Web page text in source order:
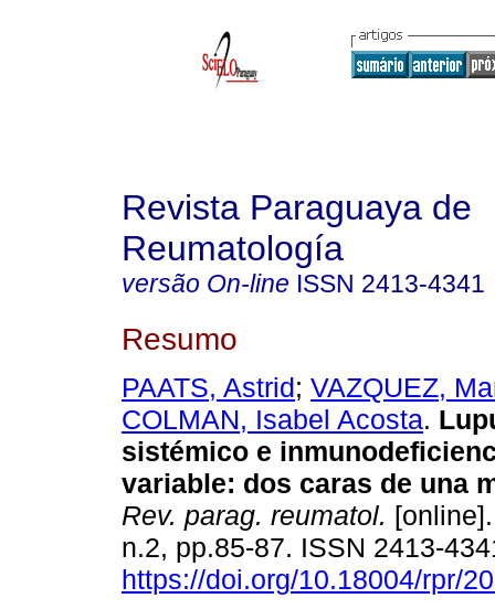
Revista Paraguaya de
Reumatología
versão On-line ISSN 2413-4341
Resumo
PAATS, Astrid; VAZQUEZ,
COLMAN, Isabel Acosta.
sistémico e
variable: dos caras de una
Rev. parag. reumatol.
n.2, pp.85-87. ISSN 2413-
https://doi.org/10.18004/rpr/